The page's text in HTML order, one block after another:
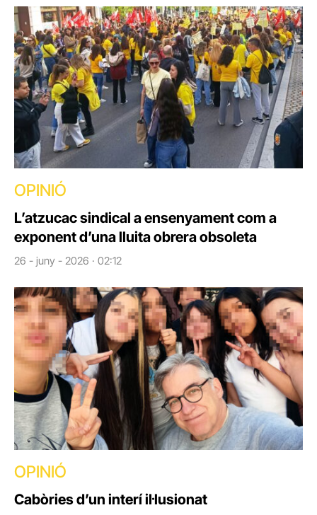
OPINIÓ
L’atzucac sindical a ensenyament com a
exponent d’una lluita obrera obsoleta
26 - juny - 2026 · 02:12
OPINIÓ
Cabòries d’un interí il·lusionat